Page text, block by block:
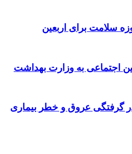
سلامت برای اربعین
گرفتگی عروق و خطر بیماری